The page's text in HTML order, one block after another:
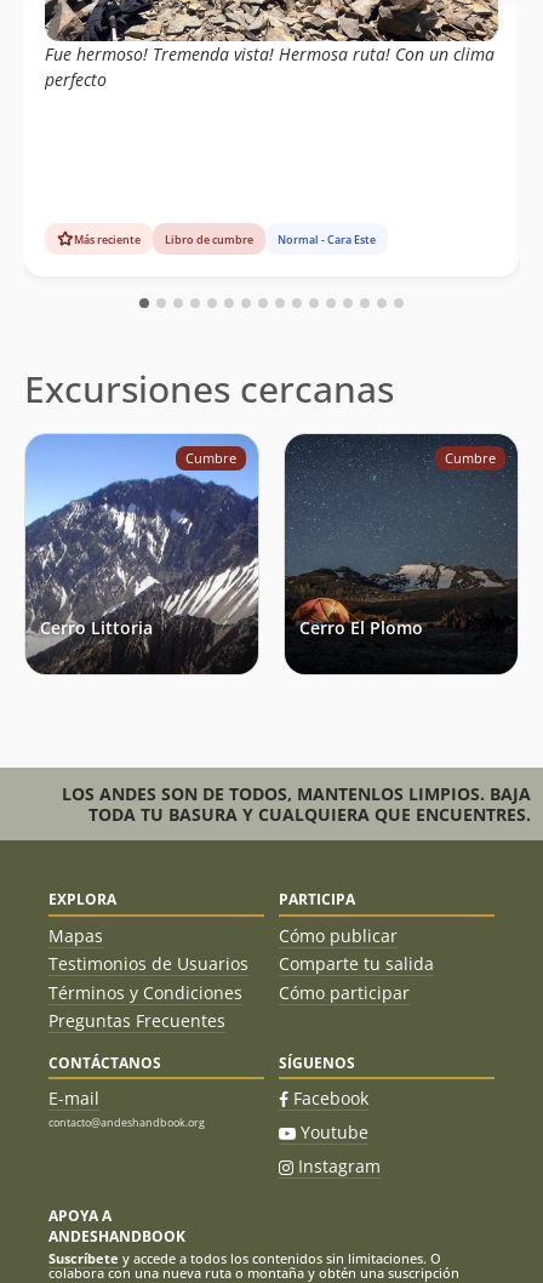
Fue hermoso! Tremenda vista! Hermosa ruta! Con un clima
perfecto
Más reciente Libro de cumbre Normal - Cara Este
Excursiones cercanas
Cumbre
Cerro Littoria
Cumbre
Cerro El Plomo
LOS ANDES SON DE TODOS, MANTENLOS LIMPIOS. BAJA
TODA TU BASURA Y CUALQUIERA QUE ENCUENTRES.
EXPLORA
Mapas
Testimonios de Usuarios
Términos y Condiciones
Preguntas Frecuentes
PARTICIPA
Cómo publicar
Comparte tu salida
Cómo participar
CONTÁCTANOS
E-mail
contacto@andeshandbook.org
SÍGUENOS
Facebook
Youtube
Instagram
APOYA A
ANDESHANDBOOK
Suscríbete y accede a todos los contenidos sin limitaciones. O
colabora con una nueva ruta o montaña y obtén una suscripción